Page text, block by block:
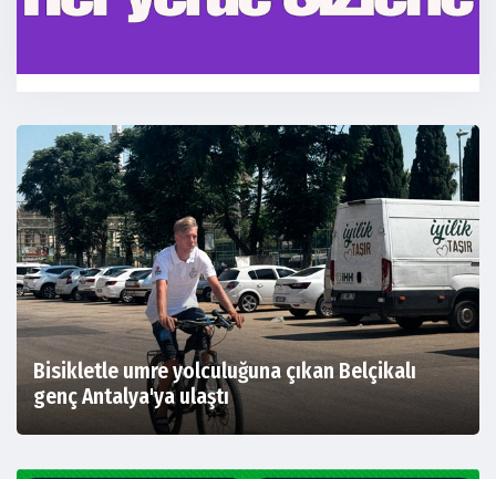
Bisikletle umre yolculuğuna çıkan Belçikalı
genç Antalya'ya ulaştı